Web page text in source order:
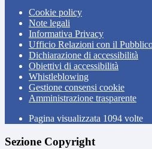
Cookie policy
Note legali
Informativa Privacy
Ufficio Relazioni con il
Dichiarazione di accessibilità
Obiettivi di accessibilità
Whistleblowing
Gestione consensi cookie
Amministrazione trasparente
Pagina visualizzata 1094 volte
Sezione Copyright